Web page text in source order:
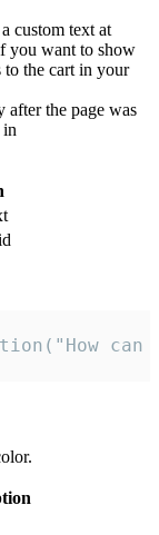
custom text at
you want to show
to the cart in your
the page was
in